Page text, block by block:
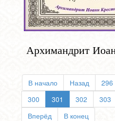
Архимандрит
В начало Назад 296
300
301 302 303
Вперёд
В конец